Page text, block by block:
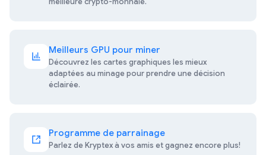
Meilleurs GPU pour miner
Découvrez les cartes graphiques les mieux
adaptées au minage pour prendre une décision
éclairée.
Programme de parrainage
Parlez de Kryptex à vos amis et gagnez encore plus!